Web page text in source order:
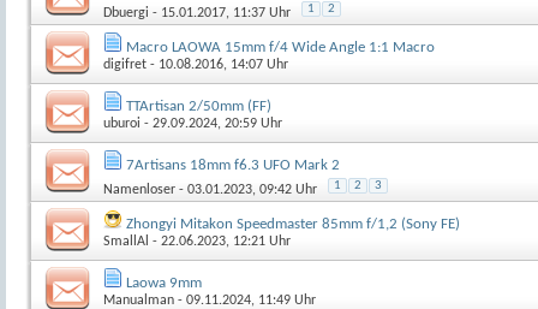
Dbuergi - 15.01.2017, 11:37 Uhr 1 2
Macro LAOWA 15mm f/4 Wide Angle 1:1 Macro
digifret - 10.08.2016, 14:07 Uhr
TTArtisan 2/50mm (FF)
uburoi - 29.09.2024, 20:59 Uhr
7Artisans 18mm f6.3 UFO Mark 2
Namenloser - 03.01.2023, 09:42 Uhr 1 2 3
Zhongyi Mitakon Speedmaster 85mm f/1,2 (Sony FE)
SmallAl - 22.06.2023, 12:21 Uhr
Laowa 9mm
Manualman - 09.11.2024, 11:49 Uhr